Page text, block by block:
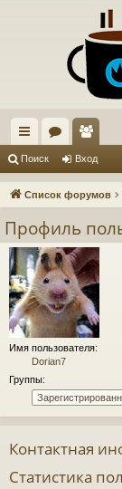
с
ы
и
ум
ол
ьз
ат
ел
и
Поиск Вход
Список форумов
Профиль
Имя пользователя:
Dorian7
Группы:
Контактная
Статистика